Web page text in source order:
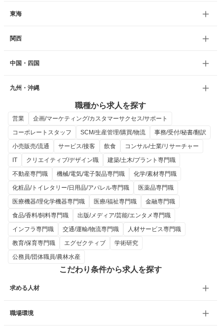
東海
関西
中国・四国
九州・沖縄
職種から求人を探す
営業
企画/マーケティング/カスタマーサクセス/サポート
コーポレートスタッフ
SCM/生産管理/購買/物流
事務/受付/秘書/翻訳
小売販売/流通
サービス/接客 飲食
コンサル/士業/リサーチャー
IT
クリエイティブ/デザイン職
建築/土木/プラント専門職
不動産専門職
機械/電気/電子製品専門職
化学/素材専門職
化粧品/トイレタリー/日用品/アパレル専門職
医薬品専門職
医療機器/理化学機器専門職
医療/福祉専門職
金融専門職
食品/香料/飼料専門職
出版/メディア/芸能/エンタメ専門職
インフラ専門職
交通/運輸/物流専門職
人材サービス専門職
教育/保育専門職
エグゼクティブ
学術研究
公務員/団体職員/農林水産
こだわり条件から求人を探す
求める人材
職場環境